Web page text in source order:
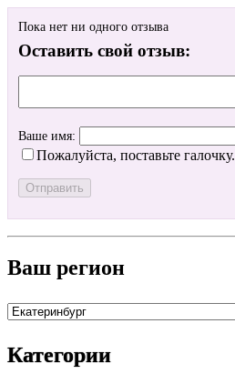
Пока нет ни одного отзыва
Оставить свой отзыв:
Ваше имя:
Пожалуйста, поставьте галочку.
Ваш регион
Категории